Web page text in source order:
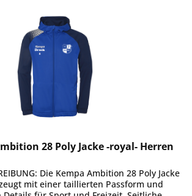
28 Poly Jacke -royal- Herren
Die Kempa Ambition 28 Poly Jacke
mit einer taillierten Passform und